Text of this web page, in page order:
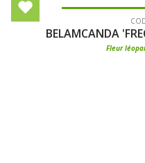
BELAMCANDA
Fleur